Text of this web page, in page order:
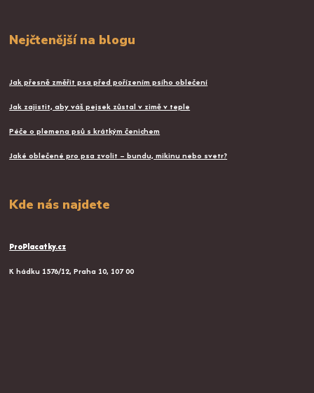
Nejčtenější na blogu
Jak přesně změřit psa před pořízením psího oblečení
Jak zajistit, aby váš pejsek zůstal v zimě v teple
Péče o plemena psů s krátkým čenichem
Jaké oblečené pro psa zvolit – bundu, mikinu nebo svetr?
Kde nás najdete
ProPlacatky.cz
K hádku 1576/12, Praha 10, 107 00